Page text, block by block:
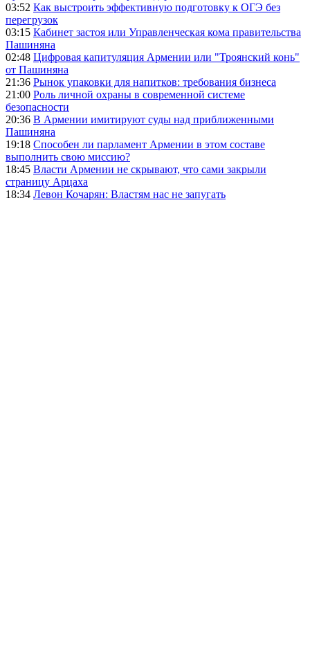
03:52 Как выстроить эффективную подготовку к ОГЭ без
перегрузок
03:15 Кабинет застоя или Управленческая кома правительства
Пашиняна
02:48 Цифровая капитуляция Армении или "Троянский конь"
от Пашиняна
21:36 Рынок упаковки для напитков: требования бизнеса
21:00 Роль личной охраны в современной системе
безопасности
20:36 В Армении имитируют суды над приближенными
Пашиняна
19:18 Способен ли парламент Армении в этом составе
выполнить свою миссию?
18:45 Власти Армении не скрывают, что сами закрыли
страницу Арцаха
18:34 Левон Кочарян: Властям нас не запугать